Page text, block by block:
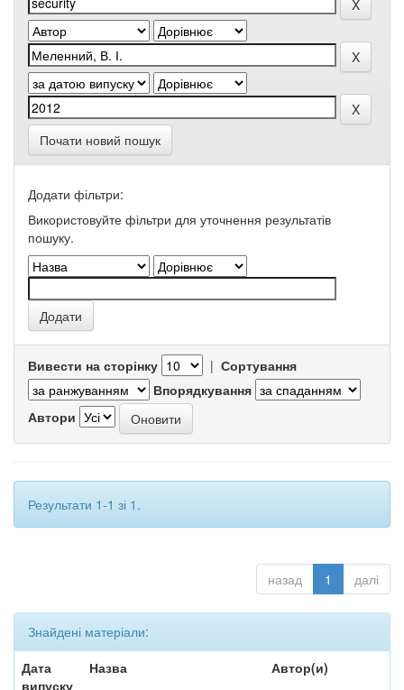
Почати новий пошук
Додати фільтри:
Використовуйте фільтри для уточнення результатів
пошуку.
Вивести на сторінку | Сортування
Впорядкування
Автори
Результати 1-1 зі 1.
назад 1 далі
Знайдені матеріали:
Дата
випуску
Назва Автор(и)